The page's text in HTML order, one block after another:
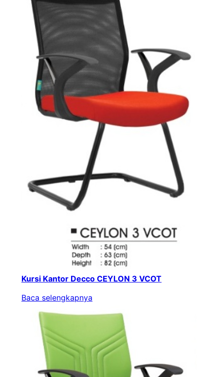
Kursi Kantor Decco CEYLON 3 VCOT
Baca selengkapnya